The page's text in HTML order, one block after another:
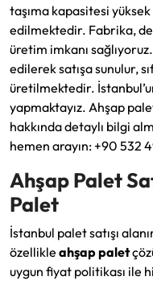
taşıma kapasitesi
edilmektedir. Fabrika,
üretim imkanı
edilerek satışa sunulur,
üretilmektedir.
yapmaktayız. Ahşap
hakkında detaylı bilgi
hemen arayın: +90 532
Ahşap Palet
Palet
İstanbul palet satışı
özellikle ahşap palet
uygun fiyat politikası ile